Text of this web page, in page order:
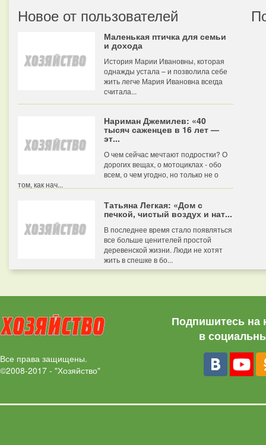
Новое от пользователей
Маленькая птичка для семьи
и дохода
История Марии Ивановны, которая
однажды устала – и позволила себе
жить легче Мария Ивановна всегда
считала...
Нариман Джемилев: «40
тысяч саженцев в 16 лет —
эт...
О чем сейчас мечтают подростки? О
дорогих вещах, о мотоциклах - обо
всем, о чем угодно, но только не о
том, как нач...
Татьяна Легкая: «Дом с
печкой, чистый воздух и нат...
В последнее время стало появляться
все больше ценителей простой
деревенской жизни. Люди не хотят
жить в спешке в бо...
Все права защищены.
©2008-2017 - "Хозяйство"
Подпишитесь на
в